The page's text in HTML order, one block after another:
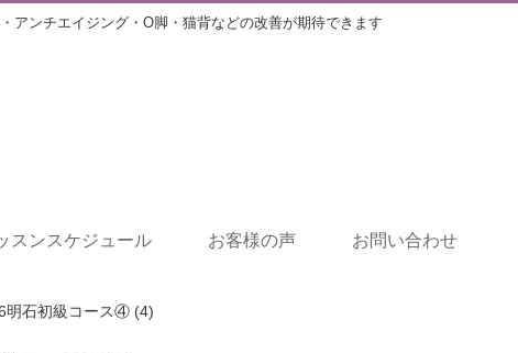
アンチエイジング・O脚・猫背などの改善が期待できます
スンスケジュール お客様の声 お問い合わせ
明石初級コース④ (4)